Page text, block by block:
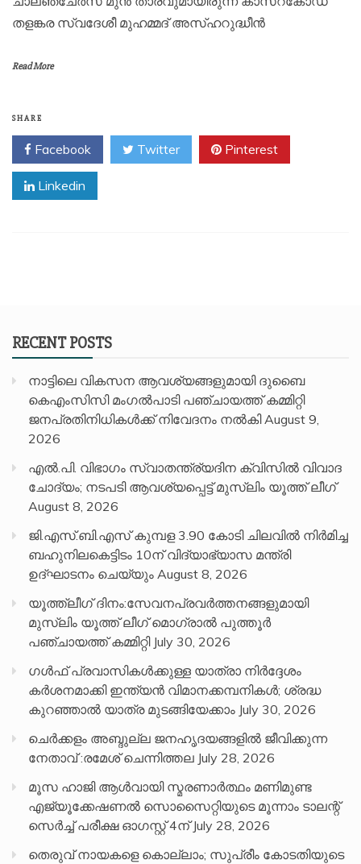
തളങ്കര സ്വദേശീ മുഹമ്മദ് അസ്ഹറുദ്ധീൻ
Read More
SHARE
Facebook Twitter Pinterest
Linkedin
RECENT POSTS
നാട്ടിലെ വികസന ആവശ്യങ്ങളുമായി ദുബൈ
കെഎംസിസി മംഗൽപാടി പഞ്ചായത്ത് കമ്മിറ്റി
ജനപ്രതിനിധികൾക്ക് നിവേദനം നൽകി August 9,
2026
എൽ.പി. വിഭാഗം സ്വാതന്ത്ര്യദിന ക്വിസിൽ വിവാദ
ചോദ്യം; നടപടി ആവശ്യപ്പെട്ട് മുസ്‌ലിം യൂത്ത് ലീഗ്
August 8, 2026
ജി.എസ്.ബി.എസ് കുമ്പള 3.90 കോടി ചിലവിൽ നിർമിച്ച
ബഹുനിലകെട്ടിടം 10ന് വിദ്യാഭ്യാസ മന്ത്രി
ഉദ്ഘാടനം ചെയ്യും August 8, 2026
യൂത്ത്ലീഗ് ദിനം:സേവനപ്രവർത്തനങ്ങളുമായി
മുസ്ലിം യൂത്ത് ലീഗ് മൊഗ്രാൽ പുത്തൂർ
പഞ്ചായത്ത് കമ്മിറ്റി July 30, 2026
ഗൾഫ് പ്രവാസികൾക്കുള്ള യാത്രാ നിർദ്ദേശം
കർശനമാക്കി ഇന്ത്യൻ വിമാനക്കമ്പനികൾ; ശ്രദ്ധ
കുറഞ്ഞാൽ യാത്ര മുടങ്ങിയേക്കാം July 30, 2026
ചെർക്കളം അബ്ദുല്ല ജനഹൃദയങ്ങളിൽ ജീവിക്കുന്ന
നേതാവ് :രമേശ് ചെന്നിത്തല July 28, 2026
മൂസ ഹാജി ആൾവായി സ്മരണാർത്ഥം മണിമുണ്ട
എജ്യൂക്കേഷണൽ സൊസൈറ്റിയുടെ മൂന്നാം ടാലന്റ്
സെർച്ച് പരീക്ഷ ഓഗസ്റ്റ് 4ന് July 28, 2026
തെരുവ് നായകളെ കൊല്ലാം; സുപ്രീം കോടതിയുടെ